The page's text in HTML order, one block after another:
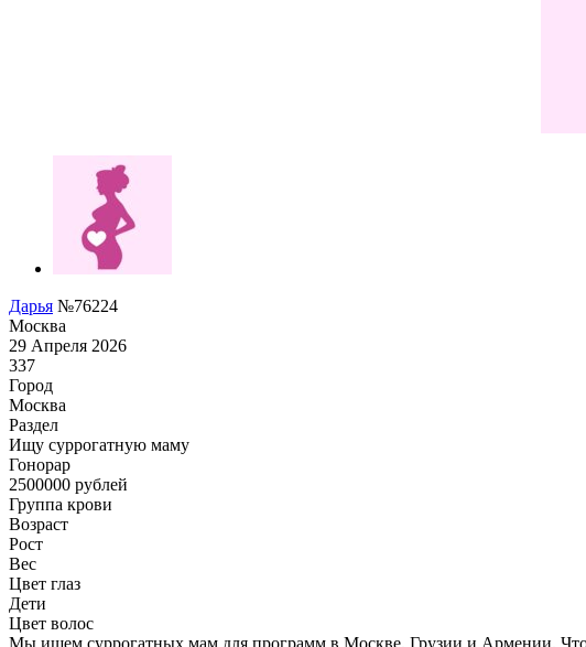
Дарья №76224
Москва
29 Апреля 2026
337
Город
Москва
Раздел
Ищу суррогатную маму
Гонoрар
2500000 рублей
Группа крови
Возраст
Рост
Вес
Цвет глаз
Дети
Цвет волос
Мы ищем суррогатных мам для программ в Москве, Грузии и Армении.